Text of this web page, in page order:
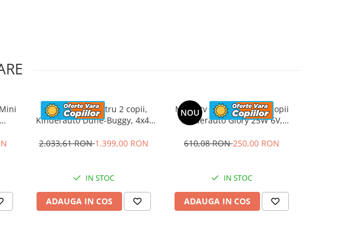
UTV electric pentru 2 copii,
Kinderauto Dune-Buggy, 4x4,
2.033,61 RON1.399,00 RON
IN STOC
ADAUGA IN COS
NOU
Mini atv electric pentru copii
Kinderauto Glory 25W 6V,
610,08 RON250,00 RON
IN STOC
ADAUGA IN COS